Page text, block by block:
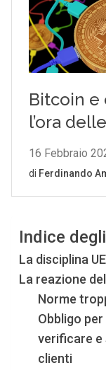
Indice
La disciplina
La reazione
Norme
Obbligo
verificare e
clienti